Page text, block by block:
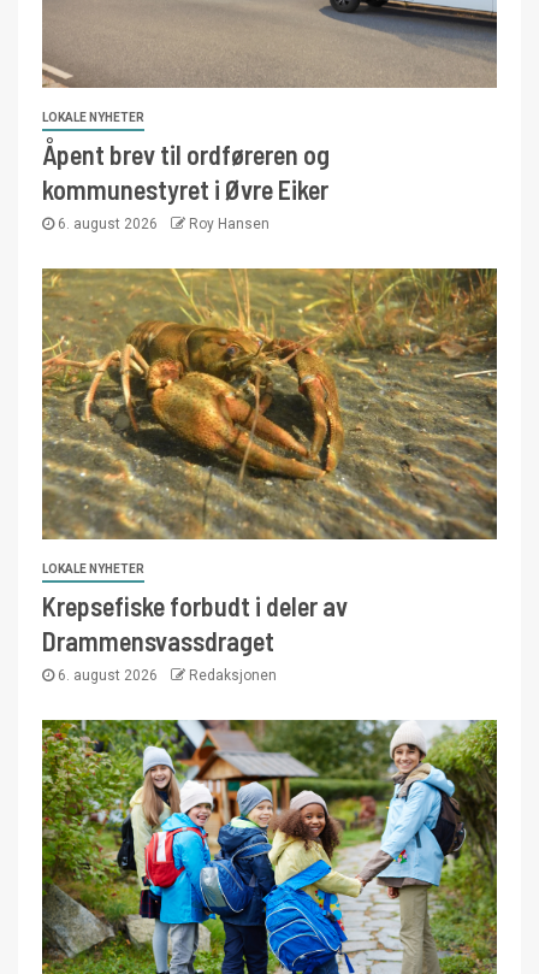
LOKALE NYHETER
Åpent brev til ordføreren og
kommunestyret i Øvre Eiker
6. august 2026 Roy Hansen
LOKALE NYHETER
Krepsefiske forbudt i deler av
Drammensvassdraget
6. august 2026 Redaksjonen